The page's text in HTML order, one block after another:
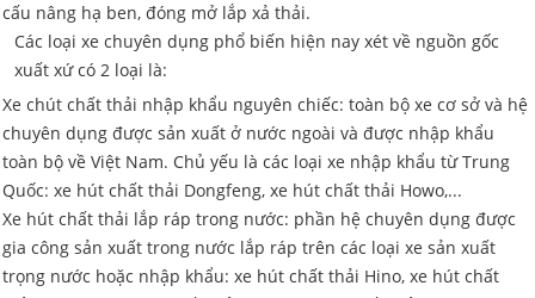
cấu nâng hạ ben, đóng mở lắp xả thải.
Các loại xe chuyên dụng phổ biến hiện nay xét về nguồn gốc
xuất xứ có 2 loại là:
Xe chút chất thải nhập khẩu nguyên chiếc: toàn bộ xe cơ sở và hệ
chuyên dụng được sản xuất ở nước ngoài và được nhập khẩu
toàn bộ về Việt Nam. Chủ yếu là các loại xe nhập khẩu từ Trung
Quốc: xe hút chất thải Dongfeng, xe hút chất thải Howo,...
Xe hút chất thải lắp ráp trong nước: phần hệ chuyên dụng được
gia công sản xuất trong nước lắp ráp trên các loại xe sản xuất
trọng nước hoặc nhập khẩu: xe hút chất thải Hino, xe hút chất